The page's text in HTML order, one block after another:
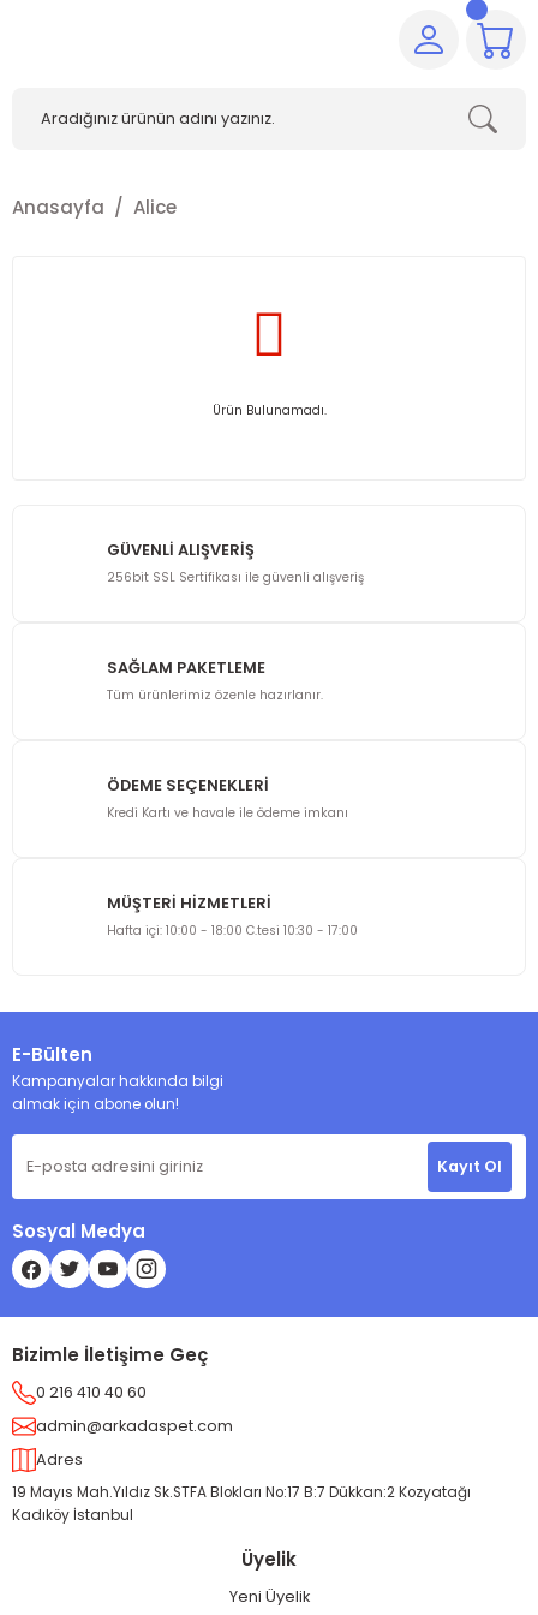
Anasayfa Alice
Ürün Bulunamadı.
GÜVENLİ ALIŞVERİŞ
256bit SSL Sertifikası ile güvenli alışveriş
SAĞLAM PAKETLEME
Tüm ürünlerimiz özenle hazırlanır.
ÖDEME SEÇENEKLERİ
Kredi Kartı ve havale ile ödeme imkanı
MÜŞTERİ HİZMETLERİ
Hafta içi: 10:00 - 18:00 C.tesi 10:30 - 17:00
E-Bülten
Kampanyalar hakkında bilgi
almak için abone olun!
Kayıt Ol
Sosyal Medya
Bizimle İletişime Geç
0 216 410 40 60
admin@arkadaspet.com
Adres
19 Mayıs Mah.Yıldız Sk.STFA Blokları No:17 B:7 Dükkan:2 Kozyatağı
Kadıköy İstanbul
Üyelik
Yeni Üyelik